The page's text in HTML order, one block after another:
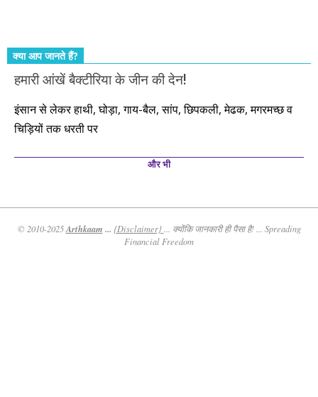
क्या आप जानते हैं?
हमारी आंखें बैक्टीरिया के जीन की देन!
इंसान से लेकर हाथी, घोड़ा, गाय-बैल, सांप, छिपकली, मेढक, मगरमच्छ व
चिड़ियों तक धरती पर
और भी
© 2010-2025Arthkaam ... {Disclaimer}... क्योंकि जानकारी ही पैसा है! ... Spreading
Financial Freedom